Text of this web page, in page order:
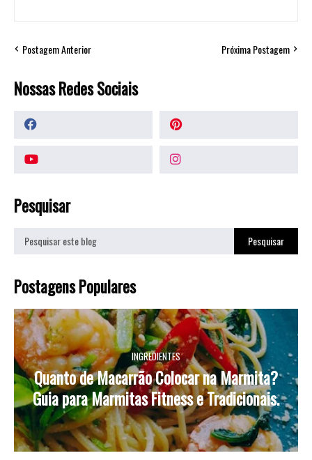
Postagem Anterior Próxima Postagem
Nossas Redes Sociais
Pesquisar
Postagens Populares
INGREDIENTES
Quanto de Macarrão Colocar na Marmita?
Guia para Marmitas Fitness e Tradicionais.